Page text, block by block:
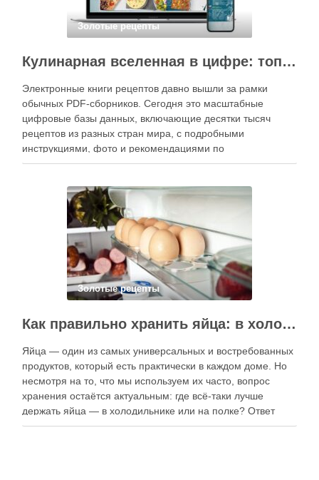
Золотые рецепты
Кулинарная вселенная в цифре: топ-3 самых больших электронных книг рецептов
Электронные книги рецептов давно вышли за рамки
обычных PDF-сборников. Сегодня это масштабные
цифровые базы данных, включающие десятки тысяч
рецептов из разных стран мира, с подробными
инструкциями, фото и рекомендациями по
приготовлению. В отличие от печатных изданий,
контент, расширять коллекции блюд и добавлять новые
функции. Ниже …
Золотые рецепты
Как правильно хранить яйца: в холодильнике или на полке?
Яйца — один из самых универсальных и востребованных
продуктов, который есть практически в каждом доме. Но
несмотря на то, что мы используем их часто, вопрос
хранения остаётся актуальным: где всё-таки лучше
держать яйца — в холодильнике или на полке? Ответ
зависит от нескольких факторов, включая температуру